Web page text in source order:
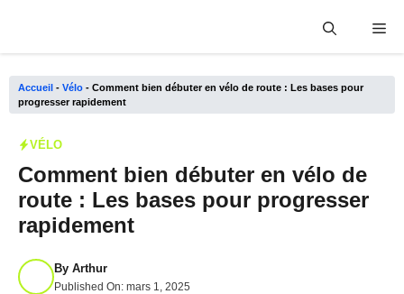
Accueil - Vélo - Comment bien débuter en vélo de route : Les bases pour
progresser rapidement
VÉLO
Comment bien débuter en vélo de
route : Les bases pour progresser
rapidement
By Arthur
Published On: mars 1, 2025